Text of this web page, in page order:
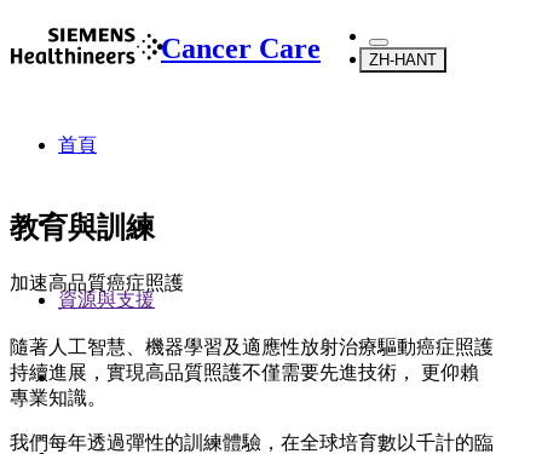
Cancer Care ZH-HANT
首頁
資源與支援
教育與訓練
加速高品質癌症照護
隨著人工智慧、機器學習及適應性放射治療驅動癌症照護
持續進展，實現高品質照護不僅需要先進技術， 更仰賴
專業知識。
我們每年透過彈性的訓練體驗，在全球培育數以千計的臨